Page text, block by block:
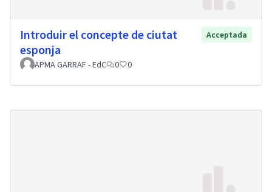
Introduir el concepte de ciutat
esponja
Acceptada
APMA GARRAF - EdC 0 0